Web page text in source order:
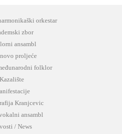
orkestar
zbor
ansambl
proljeće
folklor
Kazalište
Kranjcevic
ansambl
/ News